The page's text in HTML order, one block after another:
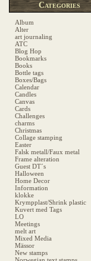
Categories
Album
Alter
art journaling
ATC
Blog Hop
Bookmarks
Books
Bottle tags
Boxes/Bags
Calendar
Candles
Canvas
Cards
Challenges
charms
Christmas
Collage stamping
Easter
Falsk metall/Faux metal
Frame alteration
Guest DT´s
Halloween
Home Decor
Information
klokke
Krympplast/Shrink plastic
Kuvert med Tags
LO
Meetings
melt art
Mixed Media
Mässor
New stamps